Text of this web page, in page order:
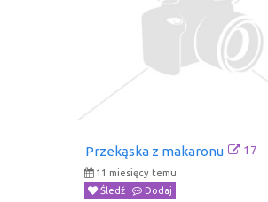
Przekąska z makaronu 17
11 miesięcy temu
Śledź
Dodaj